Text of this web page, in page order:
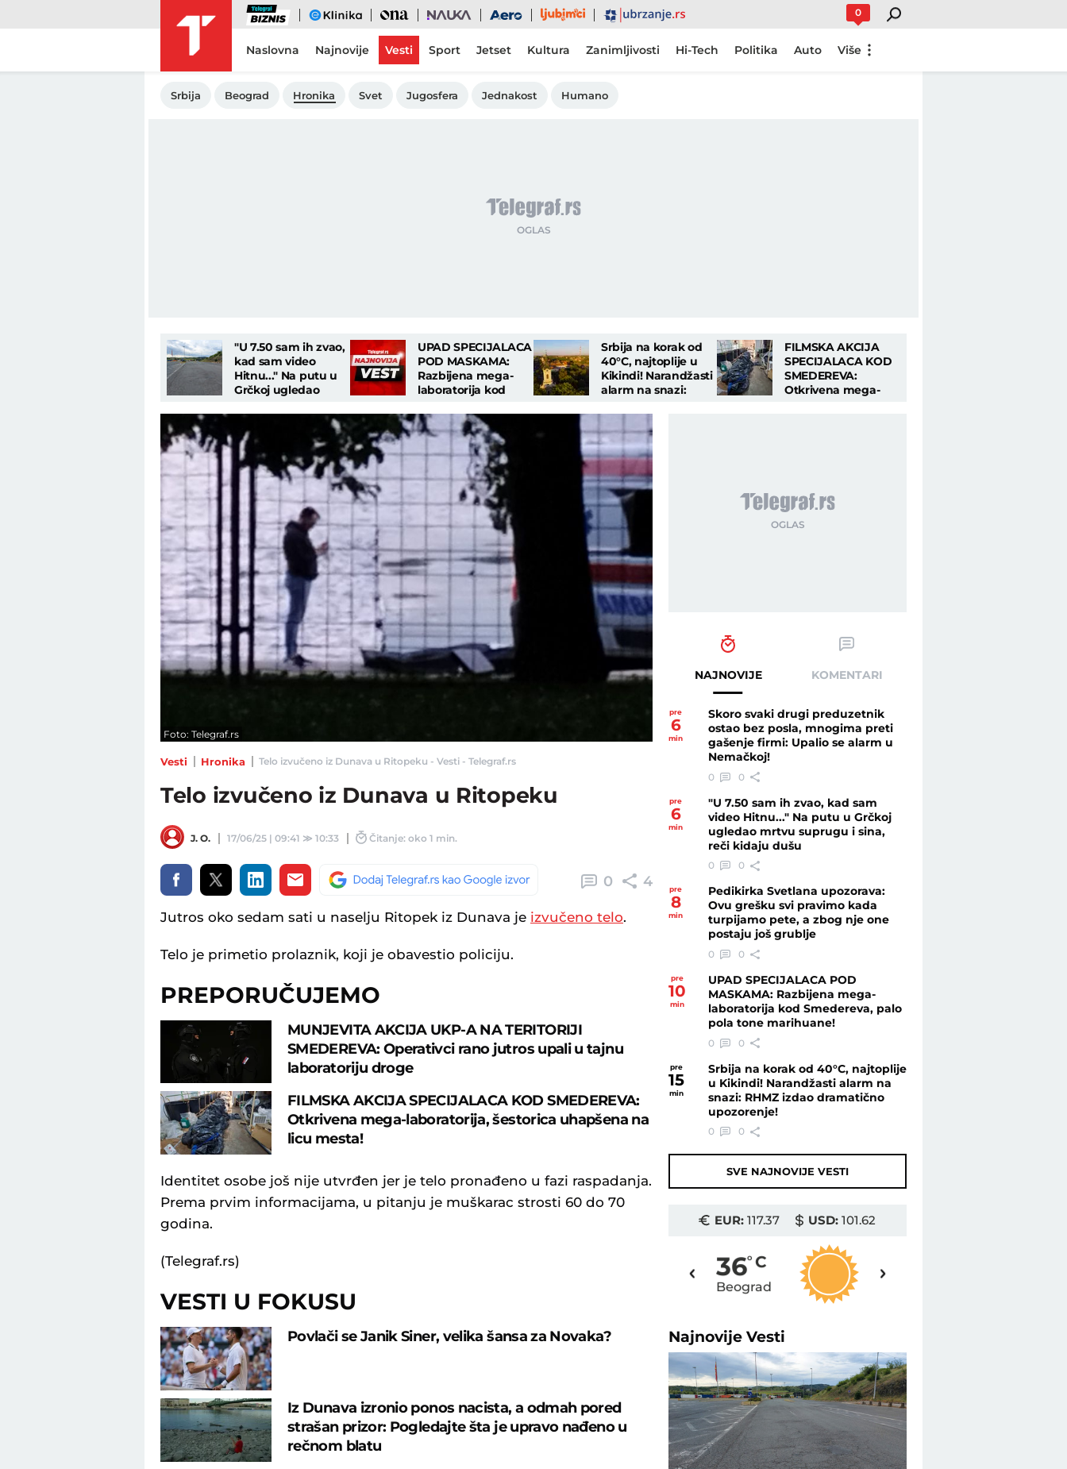
Biznis eKlinika Ona Nauka Aero Ljubimci Ubrzanje 0
Naslovna Najnovije Vesti Sport Jetset Kultura Zanimljivosti Hi-Tech Politika Auto Više
Srbija Beograd Hronika Svet Jugosfera Jednakost Humano
"U 7.50 sam ih zvao,
kad sam video
Hitnu..." Na putu u
Grčkoj ugledao
sina, reči kidaju
dušu
UPAD SPECIJALACA
POD MASKAMA:
Razbijena mega-
laboratorija kod
pola tone
marihuane!
Srbija na korak od
40°C, najtoplije u
Kikindi! Narandžasti
alarm na snazi:
dramatično
upozorenje!
FILMSKA AKCIJA
SPECIJALACA KOD
SMEDEREVA:
Otkrivena mega-
Foto: Telegraf.rs
Vesti Hronika Telo izvučeno iz Dunava u Ritopeku - Vesti - Telegraf.rs
Telo izvučeno iz Dunava u Ritopeku
J. O. 17/06/25 | 09:41 ≫ 10:33 Čitanje: oko 1 min.
0 4
Jutros oko sedam sati u naselju Ritopek iz Dunava je izvučeno telo.
Telo je primetio prolaznik, koji je obavestio policiju.
PREPORUČUJEMO
MUNJEVITA AKCIJA UKP-A NA TERITORIJI
SMEDEREVA: Operativci rano jutros upali u tajnu
laboratoriju droge
FILMSKA AKCIJA SPECIJALACA KOD SMEDEREVA:
Otkrivena mega-laboratorija, šestorica uhapšena na
licu mesta!
Identitet osobe još nije utvrđen jer je telo pronađeno u fazi raspadanja.
Prema prvim informacijama, u pitanju je muškarac strosti 60 do 70
godina.
(Telegraf.rs)
VESTI U FOKUSU
Povlači se Janik Siner, velika šansa za Novaka?
Iz Dunava izronio ponos nacista, a odmah pored
strašan prizor: Pogledajte šta je upravo nađeno u
rečnom blatu
NAJNOVIJE KOMENTARI
pre
6
min
Skoro svaki drugi preduzetnik
ostao bez posla, mnogima preti
gašenje firmi: Upalio se alarm u
Nemačkoj!
0 0
pre
6
min
"U 7.50 sam ih zvao, kad sam
video Hitnu..." Na putu u Grčkoj
ugledao mrtvu suprugu i sina,
reči kidaju dušu
0 0
pre
8
min
Pedikirka Svetlana upozorava:
Ovu grešku svi pravimo kada
turpijamo pete, a zbog nje one
postaju još grublje
0 0
pre
10
min
UPAD SPECIJALACA POD
MASKAMA: Razbijena mega-
laboratorija kod Smedereva, palo
pola tone marihuane!
0 0
pre
15
min
Srbija na korak od 40°C, najtoplije
u Kikindi! Narandžasti alarm na
snazi: RHMZ izdao dramatično
upozorenje!
0 0
SVE NAJNOVIJE VESTI
EUR:117.37 USD: 101.62
36o C
Beograd
NajnovijeVesti